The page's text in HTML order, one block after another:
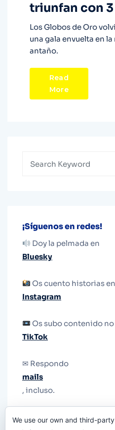
triunfan con
Los Globos de Oro
una gala envuelta en
antaño.
Read
More
¡Síguenos en redes!
Doy la pelmada en
Bluesky
Os cuento historias en
Instagram
Os subo contenido
TikTok
✉ Respondo
mails
, incluso.
le quiten el teléfono.
We use our own and third-